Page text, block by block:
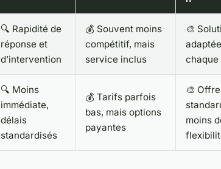
🔍 Rapidité de
réponse et
d’intervention
💰 Souvent moins
compétitif, mais
service inclus
🎨
chaque
🔍 Moins
immédiate,
délais
standardisés
💰 Tarifs parfois
bas, mais options
payantes
🎨
moins